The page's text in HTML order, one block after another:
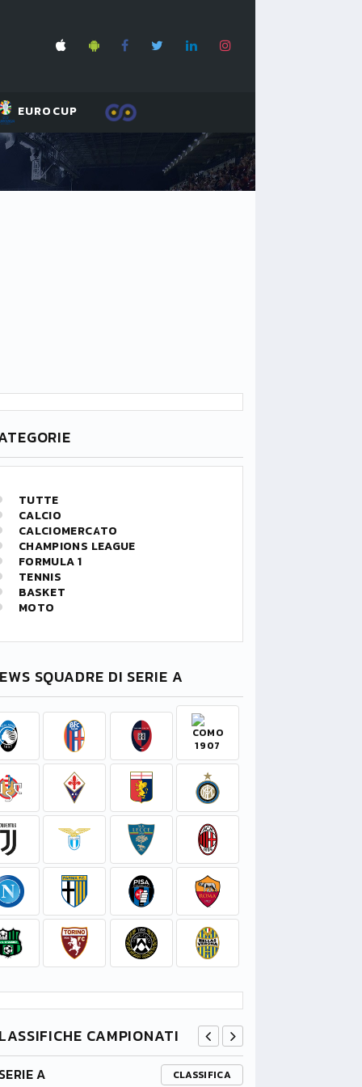
EUROCUP
TUTTE
CALCIO
CALCIOMERCATO
CHAMPIONS LEAGUE
FORMULA 1
TENNIS
BASKET
MOTO
SQUADRE DI SERIE A
CAMPIONATI
SERIE A CLASSIFICA